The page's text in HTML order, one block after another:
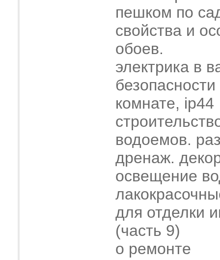
пешком по
свойства и
обоев.
электрика в
комнате, ip44
водоемов.
дренаж.
освещение
для отделки
(часть 9)
о ремонте